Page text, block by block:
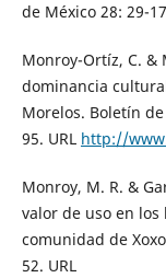
de México 28: 29-
Monroy-Ortíz, C. &
dominancia
Morelos. Boletín
95. URL http://
Monroy, M. R. &
valor de uso en
comunidad de
52. URL